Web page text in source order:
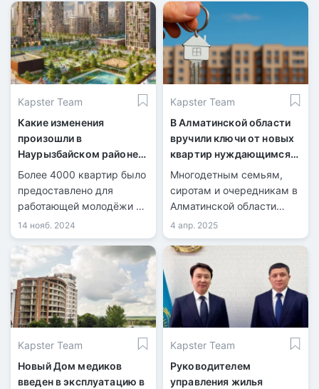
показатель на 41%.
обеспечению жильём. За
последние годы тысячи
семей стали
обладателями
собственных квартир, а
финансирование
строительства и
приобретения жилья
заметно увеличилось.
Kapster Team
Какие изменения
произошли в
Наурызбайском районе
Алматы в 2024 году
Более 4000 квартир было
предоставлено для
работающей молодёжи и
социально уязвимых
категорий населения.
14 нояб. 2024
Kapster Team
В Алматинской области
вручили ключи от новых
квартир нуждающимся
семьям
Многодетным семьям,
сиротам и очередникам в
Алматинской области
вручили ключи от новых
квартир в рамках
госпрограмм.
4 апр. 2025
Kapster Team
Новый Дом медиков
введен в эксплуатацию в
Kapster Team
Руководителем
управления жилья